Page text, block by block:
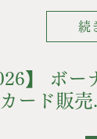
続
】 ボー
ード販売